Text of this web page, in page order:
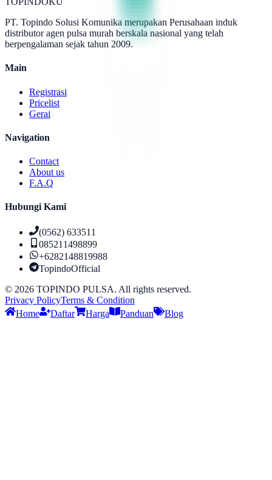
PT. Topindo Solusi Komunika merupakan Perusahaan induk
distributor agen pulsa murah berskala nasional yang telah
berpengalaman sejak tahun 2009.
Main
Registrasi
Pricelist
Gerai
Navigation
Contact
About us
F.A.Q
Hubungi Kami
(0562) 633511
085211498899
+6282148819988
TopindoOfficial
© 2026 TOPINDO PULSA. All rights reserved.
Privacy PolicyTerms & Condition
Home
Daftar Harga Panduan Blog